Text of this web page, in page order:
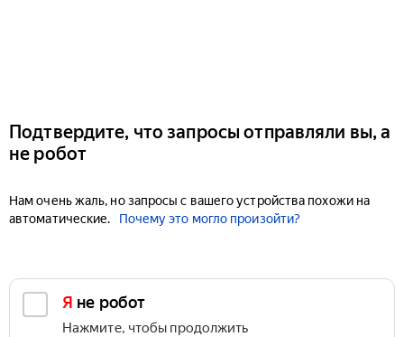
Подтвердите, что запросы отправляли вы, а
не робот
Нам очень жаль, но запросы с вашего устройства похожи на
автоматические.
Почему это могло произойти?
Я не робот
Нажмите, чтобы продолжить